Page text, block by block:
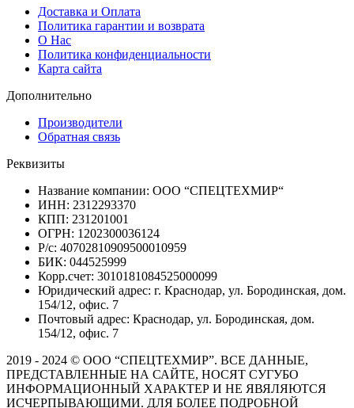
Доставка и Оплата
Политика гарантии и возврата
О Нас
Политика конфиденциальности
Карта сайта
Дополнительно
Производители
Обратная связь
Реквизиты
Название компании: ООО “СПЕЦТЕХМИР“
ИНН: 2312293370
КПП: 231201001
ОГРН: 1202300036124
Р/с: 40702810909500010959
БИК: 044525999
Корр.счет: 3010181084525000099
Юридический адрес: г. Краснодар, ул. Бородинская, дом.
154/12, офис. 7
Почтовый адрес: Краснодар, ул. Бородинская, дом.
154/12, офис. 7
2019 - 2024 © ООО “СПЕЦТЕХМИР”. ВСЕ ДАННЫЕ,
ПРЕДСТАВЛЕННЫЕ НА САЙТЕ, НОСЯТ СУГУБО
ИНФОРМАЦИОННЫЙ ХАРАКТЕР И НЕ ЯВЯЛЯЮТСЯ
ИСЧЕРПЫВАЮЩИМИ. ДЛЯ БОЛЕЕ ПОДРОБНОЙ